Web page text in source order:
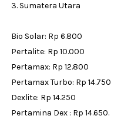
3. Sumatera Utara
Bio Solar: Rp 6.800
Pertalite: Rp 10.000
Pertamax: Rp 12.800
Pertamax Turbo: Rp 14.750
Dexlite: Rp 14.250
Pertamina Dex : Rp 14.650.